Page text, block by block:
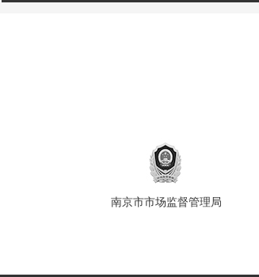
南京市市场监督管理局